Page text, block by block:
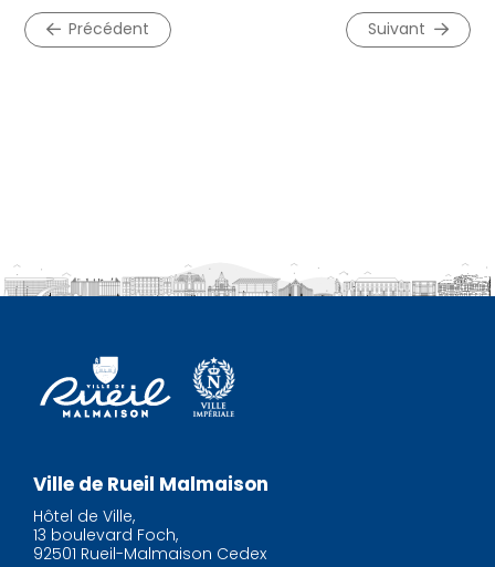
précédent suivant
Ville de Rueil Malmaison
Hôtel de Ville,
13 boulevard Foch,
92501 Rueil-Malmaison Cedex